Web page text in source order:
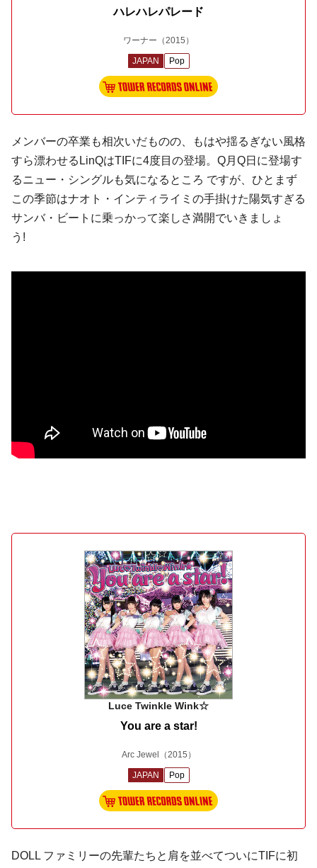
ハレハレパレード
ワーナー （2015）
JAPAN Pop
メンバーの卒業も相次いだものの、もはや揺るぎない風格
すら漂わせる LinQはTIFに4度目の登場。Q月Q日に登場す
るニュー・シングルも気になるところ ですが、ひとまず
この季節はナオト・インティライミ の手掛けた陽気すぎる
サンバ・ビートに乗っかって楽しさ満開でいきましょ
う!
Luce Twinkle Wink☆
You are a star!
Arc Jewel （2015）
JAPAN Pop
DOLL ファミリーの先輩たちと肩を並べてついにTIFに初